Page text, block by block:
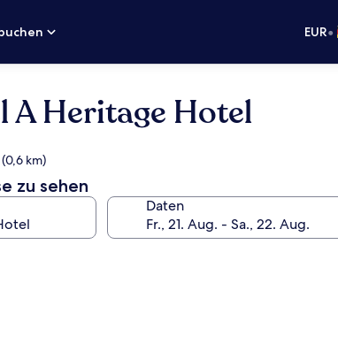
EUR•
A Heritage Hotel
km)
zu sehen
Daten